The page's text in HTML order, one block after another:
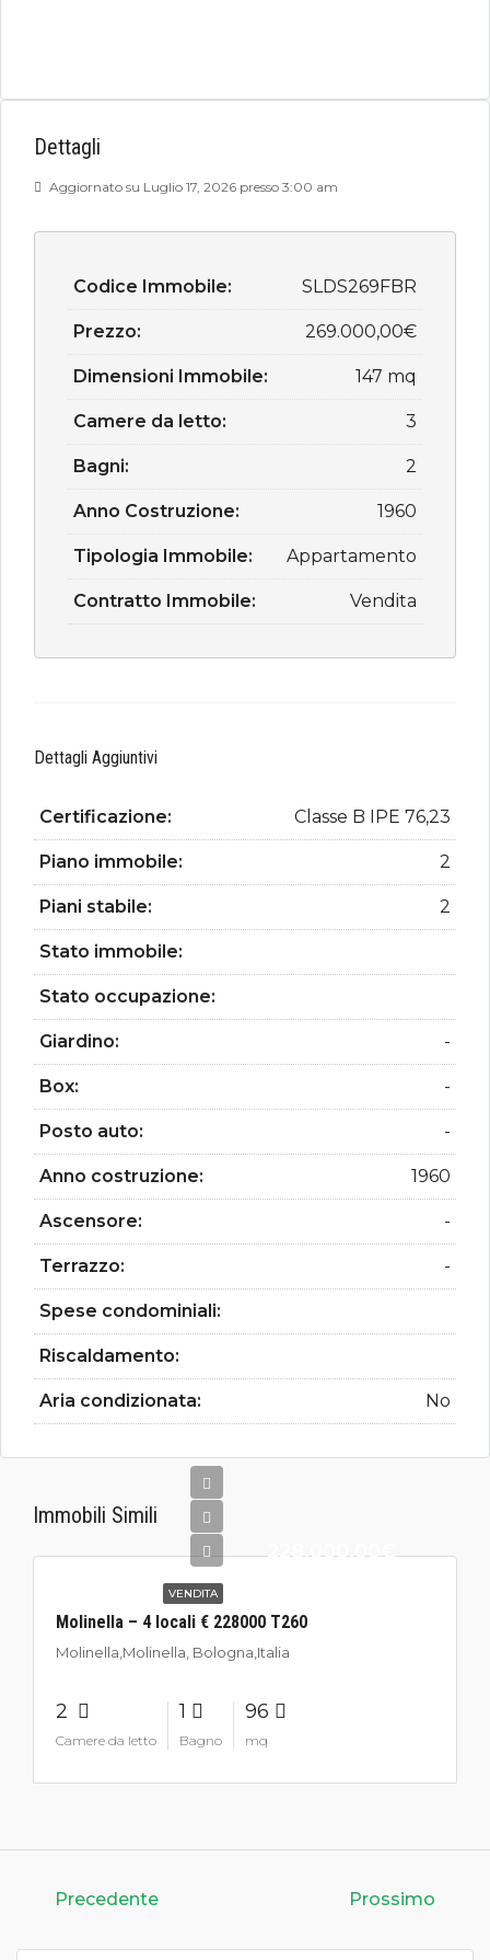
Dettagli
Aggiornato su Luglio 17, 2026 presso 3:00 am
Codice Immobile: SLDS269FBR
Prezzo: 269.000,00€
Dimensioni Immobile: 147 mq
Camere da letto: 3
Bagni: 2
Anno Costruzione: 1960
Tipologia Immobile: Appartamento
Contratto Immobile: Vendita
Dettagli Aggiuntivi
Certificazione: Classe B IPE 76,23
Piano immobile: 2
Piani stabile: 2
Stato immobile:
Stato occupazione:
Giardino: -
Box: -
Posto auto: -
Anno costruzione: 1960
Ascensore: -
Terrazzo: -
Spese condominiali:
Riscaldamento:
Aria condizionata: No
Immobili Simili
VENDITA
228.000,00€
Molinella – 4 locali € 228000 T260
Molinella,Molinella, Bologna,Italia
2
Camere da letto
1
Bagno
96
mq
Precedente Prossimo